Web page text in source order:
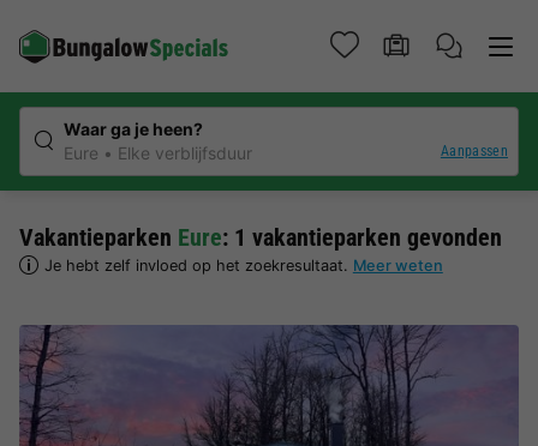
Waar ga je heen?
Eure
Elke verblijfsduur Aanpassen
Vakantieparken Eure: 1 vakantieparken gevonden
Je hebt zelf invloed op het zoekresultaat. Meer weten